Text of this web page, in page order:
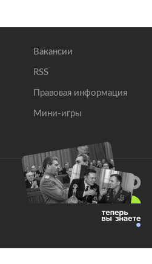
Вакансии
RSS
Правовая информация
Мини-игры
Все права защищены.